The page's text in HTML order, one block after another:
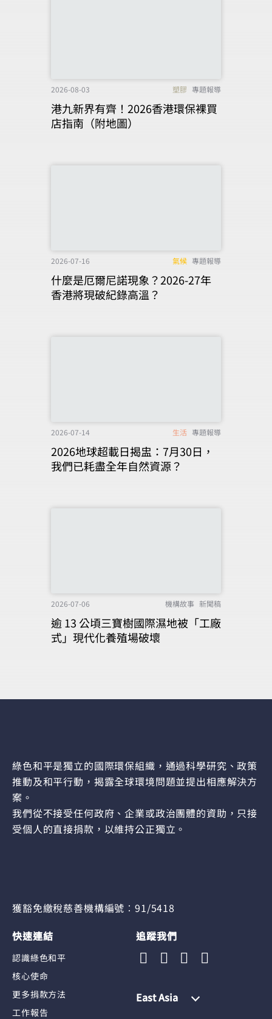
2026-08-03 塑膠 專題報導
港九新界有齊！2026香港環保裸買
店指南（附地圖）
2026-07-16 氣候 專題報導
什麼是厄爾尼諾現象？2026-27年
香港將現破紀錄高溫？
2026-07-14 生活 專題報導
2026地球超載日揭盅：7月30日，
我們已耗盡全年自然資源？
2026-07-06 機構故事 新聞稿
逾 13 公頃三寶樹國際濕地被「工廠
式」現代化養殖場破壞
綠色和平是獨立的國際環保組織，通過科學研究、政策
推動及和平行動，揭露全球環境問題並提出相應解決方
案。
我們從不接受任何政府、企業或政治團體的資助，只接
受個人的直接捐款，以維持公正獨立。
獲豁免繳稅慈善機構編號︰91/5418
快速連結
認識綠色和平
核心使命
更多捐款方法
工作報告
追蹤我們
East Asia